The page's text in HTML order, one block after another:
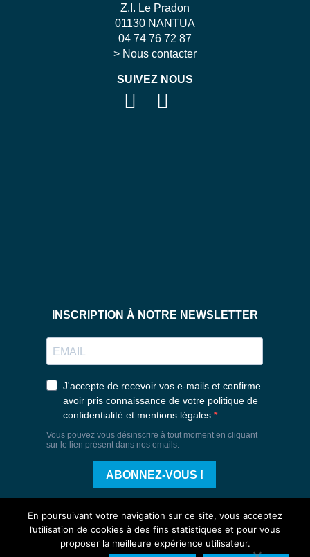
Z.I. Le Pradon
01130 NANTUA
04 74 76 72 87
> Nous contacter
SUIVEZ NOUS
En poursuivant votre navigation sur ce site, vous acceptez
l’utilisation de cookies à des fins statistiques et pour vous
proposer la meilleure expérience utilisateur.